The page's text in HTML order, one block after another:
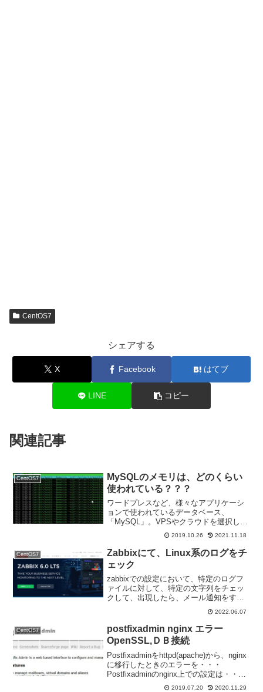
CentOS7
シェアする
X Facebook はてブ
LINE コピー
関連記事
CentOS7
MySQLのメモリは、どのくらい
使われている？？？
ワードプレスなど、様々なアプリケーシ
ョンで使われているデータベース、
「MySQL」。VPSやクラウドを選択した
場合、サーバーの「メモリ」を選択する
ことになります。最近は、簡単に、スケ
ールアップ（CPUやメモリをアップグレ
ード）することが簡単...
2019.10.26 2021.11.18
CentOS7
Zabbixにて、Linux系のログをチ
ェック
zabbixでの設定において、特定のログフ
ァイルに対して、特定の文字列をチェッ
クして、出現したら、メール通知をす
る。という設置手順の覚え書きです。今
回は、上記の、トレンドマイクロの設定
により、メールが届かない場合、いちは
やく通知する設定を、...
2022.06.07
CentOS7
postfixadmin nginx エラー
OpenSSL,ＤＢ接続
Postfixadminをhttpd(apache)から、nginx
に移行したときのエラーを・・・
Postfixadminのnginx上での設定は・・・
server { listen 80; server_name （ドメイ
2019.07.20 2020.11.29